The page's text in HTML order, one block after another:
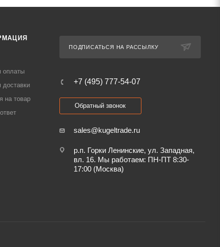
оплаты
доставки
на товар
ПОДПИСАТЬСЯ НА РАССЫЛКУ
+7 (495) 777-54-07
Обратный звонок
sales@kugeltrade.ru
р.п. Горки Ленинские, ул. Западная,
вл. 16. Мы работаем: ПН-ПТ 8:30-
17:00 (Москва)